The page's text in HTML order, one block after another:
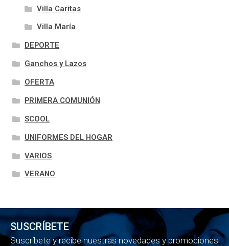
Villa Caritas
Villa María
DEPORTE
Ganchos y Lazos
OFERTA
PRIMERA COMUNIÓN
SCOOL
UNIFORMES DEL HOGAR
VARIOS
VERANO
SUSCRÍBETE
Suscríbete y recibe nuestras novedades y promociones